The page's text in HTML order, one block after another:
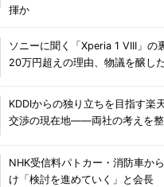
揮か
ソニーに聞く「Xperia 1 VIII」
20万円超えの理由、物議を醸し
KDDIからの独り立ちを目指す楽
交渉の現在地――両社の考えを
NHK受信料パトカー・消防車か
け「検討を進めていく」と会長